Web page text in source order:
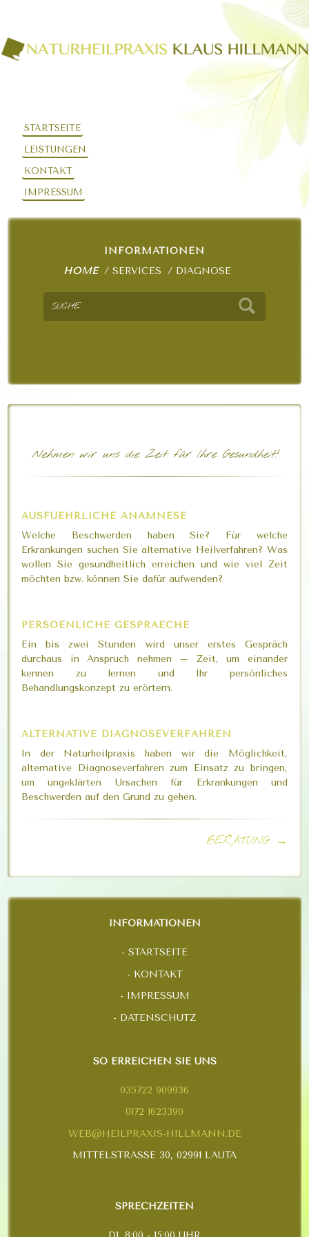
STARTSEITE
LEISTUNGEN
KONTAKT
IMPRESSUM
INFORMATIONEN
HOME
SERVICES DIAGNOSE
Nehmen wir uns die Zeit für Ihre Gesundheit!
AUSFUEHRLICHE ANAMNESE
Welche Beschwerden haben Sie? Für welche
Erkrankungen suchen Sie alternative Heilverfahren? Was
wollen Sie gesundheitlich erreichen und wie viel Zeit
möchten bzw. können Sie dafür aufwenden?
PERSOENLICHE GESPRAECHE
Ein bis zwei Stunden wird unser erstes Gespräch
durchaus in Anspruch nehmen – Zeit, um einander
kennen zu lernen und Ihr persönliches
Behandlungskonzept zu erörtern.
ALTERNATIVE DIAGNOSEVERFAHREN
In der Naturheilpraxis haben wir die Möglichkeit,
alternative Diagnoseverfahren zum Einsatz zu bringen,
um ungeklärten Ursachen für Erkrankungen und
Beschwerden auf den Grund zu gehen.
BERATUNG →
INFORMATIONEN
STARTSEITE
KONTAKT
IMPRESSUM
DATENSCHUTZ
SO ERREICHEN SIE UNS
035722 909936
0172 1623390
WEB@HEILPRAXIS-HILLMANN.DE
MITTELSTRASSE 30, 02991 LAUTA
SPRECHZEITEN